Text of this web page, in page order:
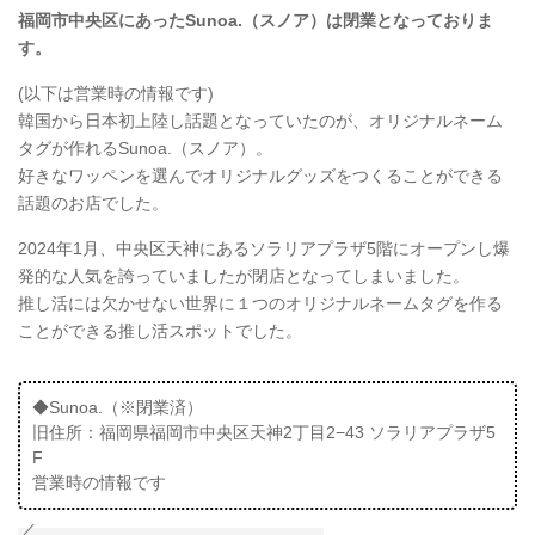
福岡市中央区にあったSunoa.（スノア）は閉業となっておりま
す。
(以下は営業時の情報です)
韓国から日本初上陸し話題となっていたのが、オリジナルネーム
タグが作れるSunoa.（スノア）。
好きなワッペンを選んでオリジナルグッズをつくることができる
話題のお店でした。
2024年1月、中央区天神にあるソラリアプラザ5階にオープンし爆
発的な人気を誇っていましたが閉店となってしまいました。
推し活には欠かせない世界に１つのオリジナルネームタグを作る
ことができる推し活スポットでした。
◆Sunoa.（※閉業済）
旧住所：福岡県福岡市中央区天神2丁目2−43 ソラリアプラザ5
F
営業時の情報です